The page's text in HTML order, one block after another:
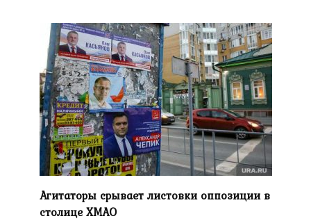
Агитаторы срывает листовки оппозиции в
столице ХМАО